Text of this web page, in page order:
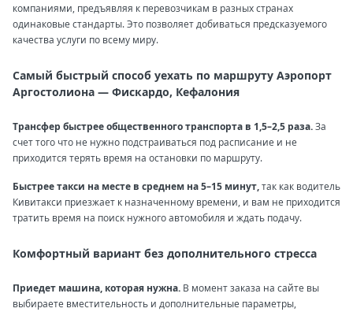
компаниями, предъявляя к перевозчикам в разных странах
одинаковые стандарты. Это позволяет добиваться предсказуемого
качества услуги по всему миру.
Самый быстрый способ уехать по маршруту Аэропорт
Аргостолиона — Фискардо, Кефалония
Трансфер быстрее общественного транспорта в 1,5–2,5 раза.За
счет того что не нужно подстраиваться под расписание и не
приходится терять время на остановки по маршруту.
Быстрее такси на месте в среднем на 5–15 минут,так как водитель
Кивитакси приезжает к назначенному времени, и вам не приходится
тратить время на поиск нужного автомобиля и ждать подачу.
Комфортный вариант без дополнительного стресса
Приедет машина, которая нужна. В момент заказа на сайте вы
выбираете вместительность и дополнительные параметры,